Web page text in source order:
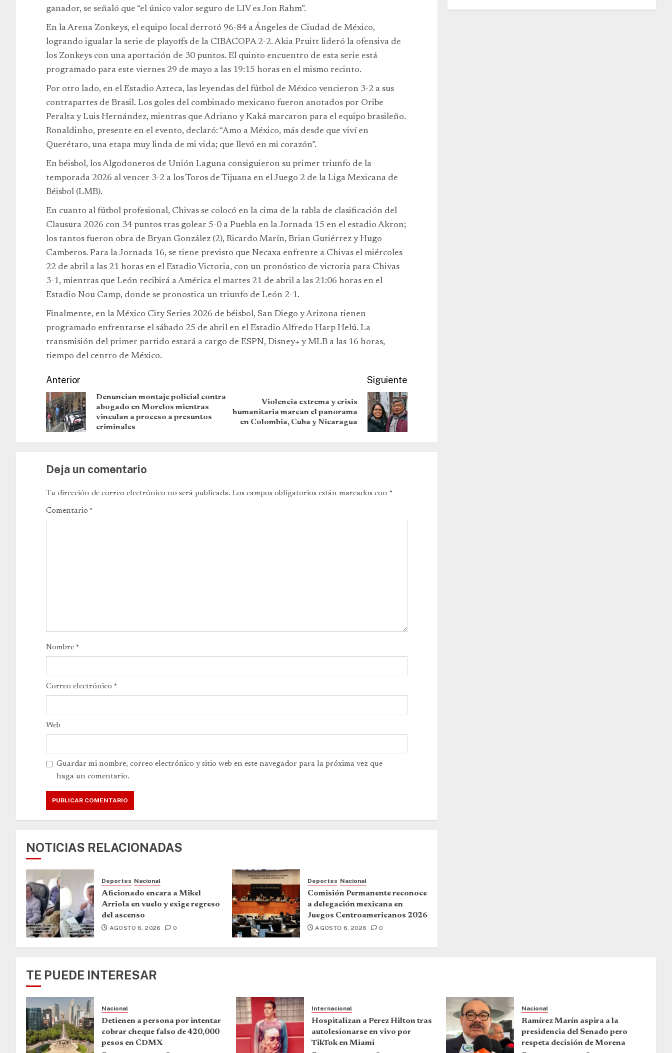
ganador, se señaló que “el único valor seguro de LIV es Jon Rahm”.
En la Arena Zonkeys, el equipo local derrotó 96-84 a Ángeles de Ciudad de México,
logrando igualar la serie de playoffs de la CIBACOPA 2-2. Akia Pruitt lideró la ofensiva de
los Zonkeys con una aportación de 30 puntos. El quinto encuentro de esta serie está
programado para este viernes 29 de mayo a las 19:15 horas en el mismo recinto.
Por otro lado, en el Estadio Azteca, las leyendas del fútbol de México vencieron 3-2 a sus
contrapartes de Brasil. Los goles del combinado mexicano fueron anotados por Oribe
Peralta y Luis Hernández, mientras que Adriano y Kaká marcaron para el equipo brasileño.
Ronaldinho, presente en el evento, declaró: “Amo a México, más desde que viví en
Querétaro, una etapa muy linda de mi vida; que llevó en mi corazón”.
En béisbol, los Algodoneros de Unión Laguna consiguieron su primer triunfo de la
temporada 2026 al vencer 3-2 a los Toros de Tijuana en el Juego 2 de la Liga Mexicana de
Béisbol (LMB).
En cuanto al fútbol profesional, Chivas se colocó en la cima de la tabla de clasificación del
Clausura 2026 con 34 puntos tras golear 5-0 a Puebla en la Jornada 15 en el estadio Akron;
los tantos fueron obra de Bryan González (2), Ricardo Marín, Brian Gutiérrez y Hugo
Camberos. Para la Jornada 16, se tiene previsto que Necaxa enfrente a Chivas el miércoles
22 de abril a las 21 horas en el Estadio Victoria, con un pronóstico de victoria para Chivas
3-1, mientras que León recibirá a América el martes 21 de abril a las 21:06 horas en el
Estadio Nou Camp, donde se pronostica un triunfo de León 2-1.
Finalmente, en la México City Series 2026 de béisbol, San Diego y Arizona tienen
programado enfrentarse el sábado 25 de abril en el Estadio Alfredo Harp Helú. La
transmisión del primer partido estará a cargo de ESPN, Disney+ y MLB a las 16 horas,
tiempo del centro de México.
Anterior
Denuncian montaje policial contra
abogado en Morelos mientras
vinculan a proceso a presuntos
criminales
Siguiente
Violencia extrema y crisis
humanitaria marcan el panorama
en Colombia, Cuba y Nicaragua
Deja un comentario
Tu dirección de correo electrónico no será publicada. Los campos obligatorios están marcados con *
Comentario *
Nombre *
Correo electrónico *
Web
Guardar mi nombre, correo electrónico y sitio web en este navegador para la próxima vez que
haga un comentario.
NOTICIAS RELACIONADAS
Deportes Nacional
Aficionado encara a Mikel
Arriola en vuelo y exige regreso
del ascenso
AGOSTO 6, 2026 0
Deportes Nacional
Comisión Permanente reconoce
a delegación mexicana en
Juegos Centroamericanos 2026
AGOSTO 6, 2026 0
TE PUEDE INTERESAR
Nacional
Detienen a persona por intentar
cobrar cheque falso de 420,000
pesos en CDMX
Internacional
Hospitalizan a Perez Hilton tras
autolesionarse en vivo por
TikTok en Miami
Nacional
Ramírez Marín aspira a la
presidencia del Senado pero
respeta decisión de Morena